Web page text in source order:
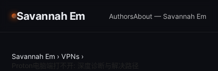
Savannah Em AuthorsAbout — Savannah Em
Savannah Em › VPNs ›